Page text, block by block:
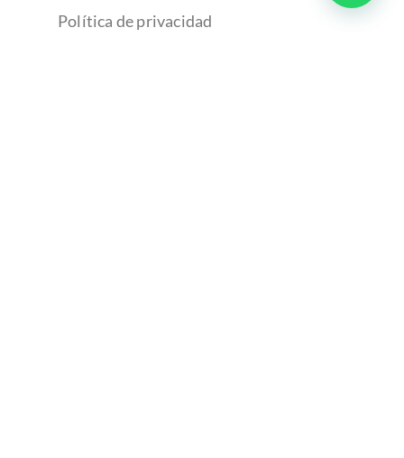
Política de privacidad